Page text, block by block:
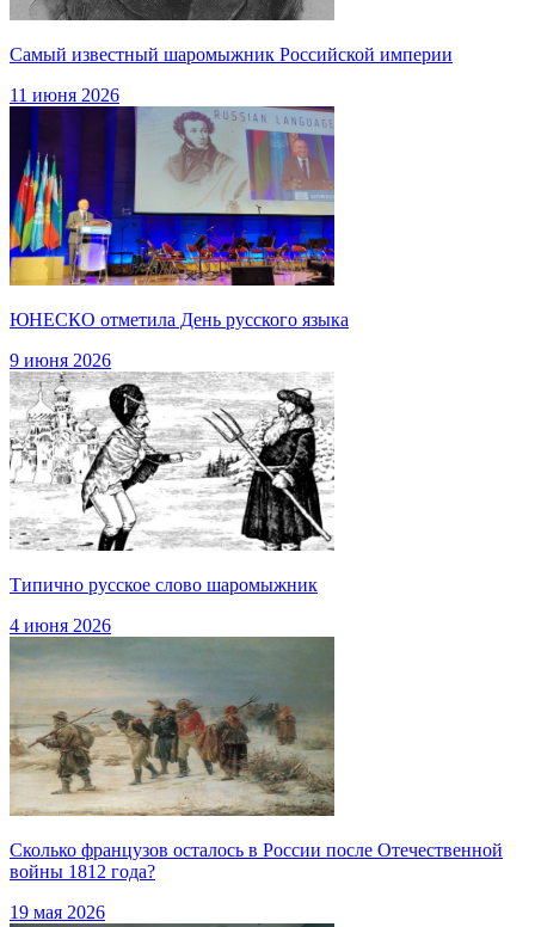
Самый известный шаромыжник Российской империи
11 июня 2026
ЮНЕСКО отметила День русского языка
9 июня 2026
Типично русское слово шаромыжник
4 июня 2026
Сколько французов осталось в России после Отечественной
войны 1812 года?
19 мая 2026